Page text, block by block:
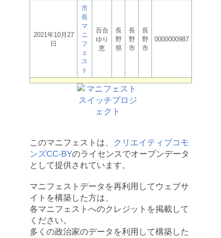
2021年10月27
日
市
長
マ
ニ
フ
ェ
ス
ト
百合
ゆり
恵
長
野
県
長
野
市
長
野
市
0000000987
このマニフェストは、
クリエイティブコモ
ンズCC-BYのライセンスでオープンデータ
として提供されています。
マニフェストデータを再利用してウェブサ
イトを構築した方は、
各マニフェストへのクレジットを掲載して
ください。
多くの政治家のデータを利用して構築した